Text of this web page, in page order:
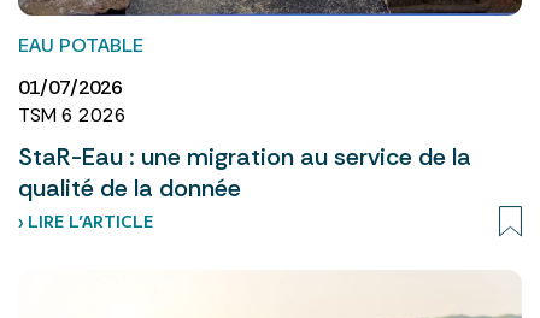
EAU POTABLE
01/07/2026
TSM 6 2026
StaR-Eau : une migration au service de la
qualité de la donnée
› LIRE L’ARTICLE